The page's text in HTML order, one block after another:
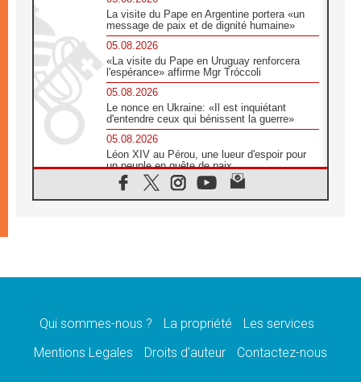
La visite du Pape en Argentine portera «un
message de paix et de dignité humaine»
05.08.2026
«La visite du Pape en Uruguay renforcera
l'espérance» affirme Mgr Tróccoli
05.08.2026
Le nonce en Ukraine: «Il est inquiétant
d'entendre ceux qui bénissent la guerre»
05.08.2026
Léon XIV au Pérou, une lueur d'espoir pour
un peuple en quête de paix
05.08.2026
SCEAM: L'Église en Afrique vers
en Argentine et au Pérou
Audience générale: la prière est un acte
Qui sommes-nous ? La propriété
Les services
Mentions Legales
Droits d’auteur Contactez-nous